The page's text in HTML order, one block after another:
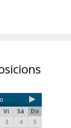
Vi Sá
Do
3 4
5